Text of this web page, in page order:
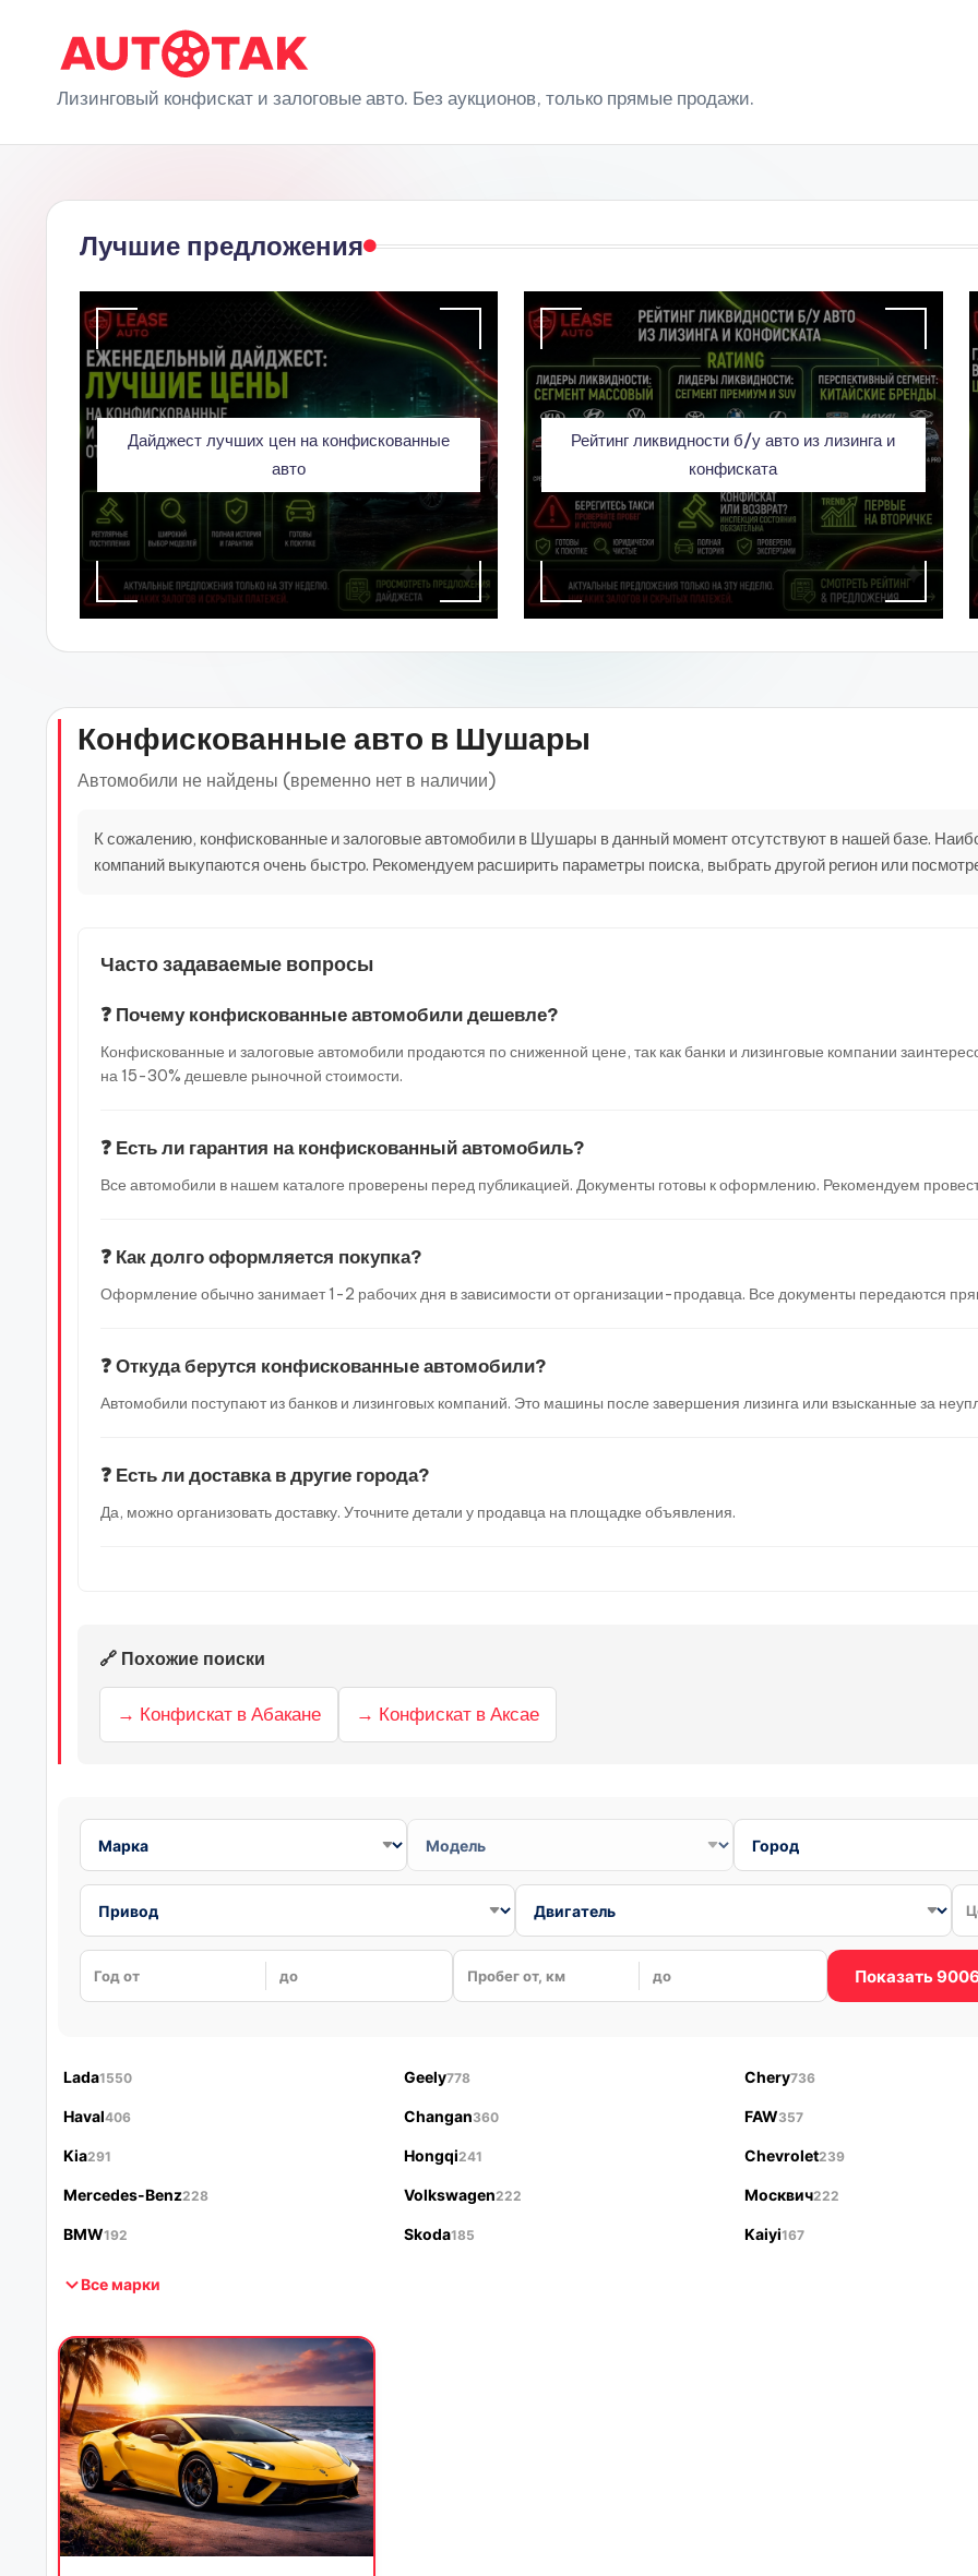
Перейти
A
u
t
Лизинговый конфискат и залоговые авто. Без аукционов, только прямые продажи.
Лучшие предложения
Дайджест лучших цен на конфискованные
авто
Рейтинг ликвидности б/у авто из лизинга и
конфиската
Конфискованные авто в Шушары
Автомобили не найдены (временно нет в наличии)
К сожалению, конфискованные и залоговые автомобили в Шушары в данный момент отсутствуют в нашей базе.
компаний выкупаются очень быстро. Рекомендуем расширить параметры поиска, выбрать другой регион или
Часто задаваемые вопросы
❓ Почему конфискованные автомобили дешевле?
Конфискованные и залоговые автомобили продаются по сниженной цене, так как банки и лизинговые компании
на 15-30% дешевле рыночной стоимости.
❓ Есть ли гарантия на конфискованный автомобиль?
Все автомобили в нашем каталоге проверены перед публикацией. Документы готовы к оформлению. Рекомендуем
❓ Как долго оформляется покупка?
Оформление обычно занимает 1-2 рабочих дня в зависимости от организации-продавца. Все документы передаются
❓ Откуда берутся конфискованные автомобили?
Автомобили поступают из банков и лизинговых компаний. Это машины после завершения лизинга или взысканные за
❓ Есть ли доставка в другие города?
Да, можно организовать доставку. Уточните детали у продавца на площадке объявления.
🔗 Похожие поиски
→ Конфискат в Абакане → Конфискат в Аксае
Год от до Пробег от, км до Показать
Lada1550 Geely778 Chery736
Haval406 Changan360 FAW357
Kia291 Hongqi241 Chevrolet239
Mercedes-Benz228 Volkswagen222 Москвич222
BMW192 Skoda185 Kaiyi167
Все марки